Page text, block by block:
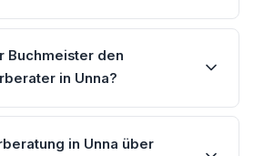
Buchmeister den
in Unna?
in Unna über